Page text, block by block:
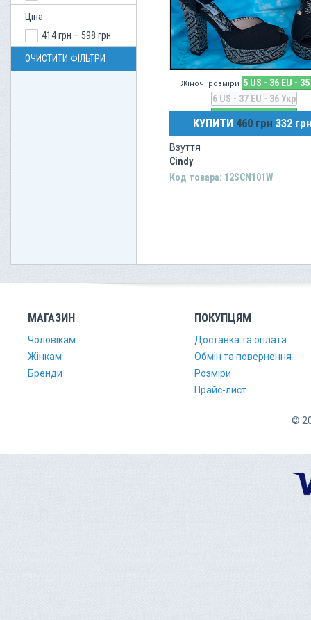
Жіночі розміри 5 US - 36 EU -
6 US - 37 EU - 36 Укр
8 US - 39 EU - 38 Укр
КУПИТИ 460 грн 332
Взуття
Cindy
Код товара: 12SCN101W
Ціна
414 грн – 598 грн
ОЧИСТИТИ ФІЛЬТРИ
МАГАЗИН
Чоловікам
Жінкам
Бренди
ПОКУПЦЯМ
Доставка та оплата
Обмін та повернення
Розміри
Прайс-лист
©